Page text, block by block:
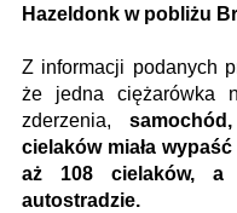
Hazeldonk w pobliżu
Z informacji podanych
że jedna ciężarówka
zderzenia,
cielaków miała
aż 108 cielaków, a
autostradzie.